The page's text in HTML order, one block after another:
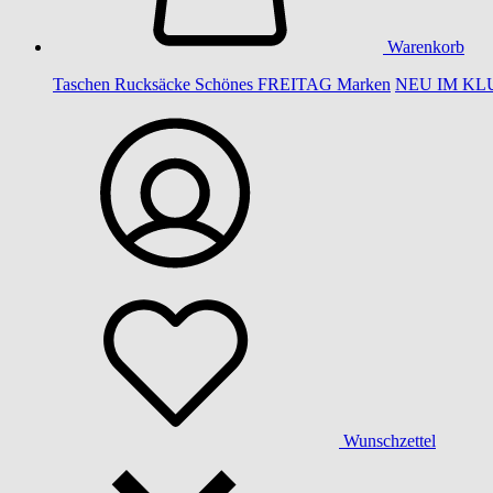
Warenkorb
Taschen Rucksäcke Schönes FREITAG Marken NEU IM
Wunschzettel